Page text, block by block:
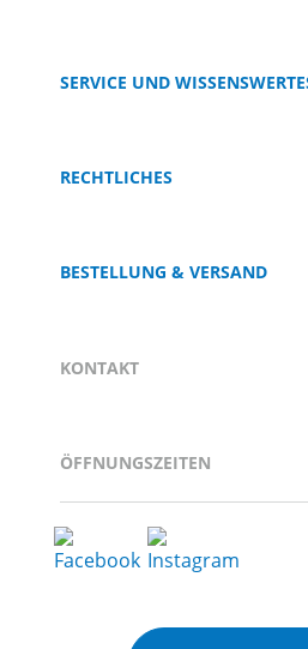
SERVICE UND
RECHTLICHES
BESTELLUNG & VERSAND
KONTAKT
ÖFFNUNGSZEITEN